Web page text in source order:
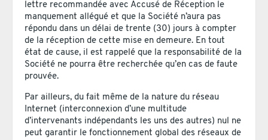
lettre recommandée avec Accusé de Réception le
manquement allégué et que la Société n’aura pas
répondu dans un délai de trente (30) jours à compter
de la réception de cette mise en demeure. En tout
état de cause, il est rappelé que la responsabilité de la
Société ne pourra être recherchée qu’en cas de faute
prouvée.
Par ailleurs, du fait même de la nature du réseau
Internet (interconnexion d’une multitude
d’intervenants indépendants les uns des autres) nul ne
peut garantir le fonctionnement global des réseaux de